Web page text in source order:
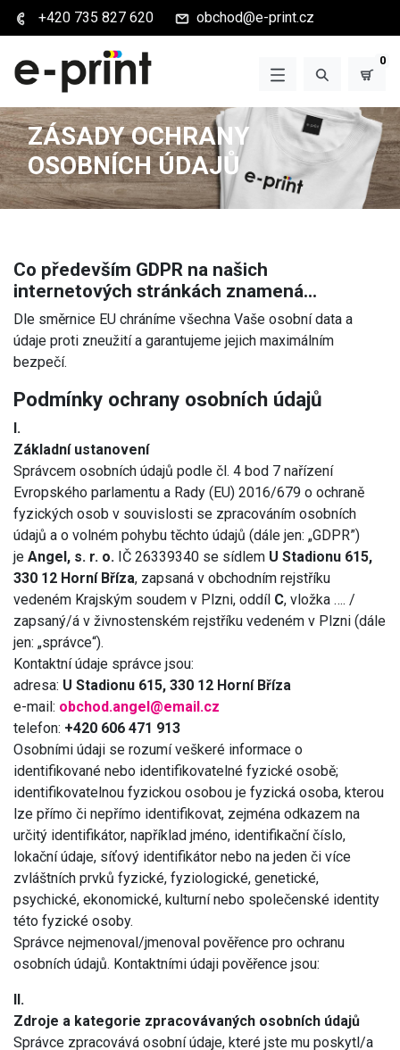
+420 735 827 620 obchod@e-print.cz
0
ZÁSADY OCHRANY
OSOBNÍCH ÚDAJŮ
Co především GDPR na našich
internetových stránkách znamená...
Dle směrnice EU chráníme všechna Vaše osobní data a
údaje proti zneužití a garantujeme jejich maximálním
bezpečí.
Podmínky ochrany osobních údajů
I.
Základní ustanovení
Správcem osobních údajů podle čl. 4 bod 7 nařízení
Evropského parlamentu a Rady (EU) 2016/679 o ochraně
fyzických osob v souvislosti se zpracováním osobních
údajů a o volném pohybu těchto údajů (dále jen: „GDPR”)
je Angel, s. r. o. IČ 26339340 se sídlem U Stadionu 615,
330 12 Horní Bříza, zapsaná v obchodním rejstříku
vedeném Krajským soudem v Plzni, oddíl C, vložka …. /
zapsaný/á v živnostenském rejstříku vedeném v Plzni (dále
jen: „správce“).
Kontaktní údaje správce jsou:
adresa: U Stadionu 615, 330 12 Horní Bříza
e-mail: obchod.angel@email.cz
telefon: +420 606 471 913
Osobními údaji se rozumí veškeré informace o
identifikované nebo identifikovatelné fyzické osobě;
identifikovatelnou fyzickou osobou je fyzická osoba, kterou
lze přímo či nepřímo identifikovat, zejména odkazem na
určitý identifikátor, například jméno, identifikační číslo,
lokační údaje, síťový identifikátor nebo na jeden či více
zvláštních prvků fyzické, fyziologické, genetické,
psychické, ekonomické, kulturní nebo společenské identity
této fyzické osoby.
Správce nejmenoval/jmenoval pověřence pro ochranu
osobních údajů. Kontaktními údaji pověřence jsou:
II.
Zdroje a kategorie zpracovávaných osobních údajů
Správce zpracovává osobní údaje, které jste mu poskytl/a